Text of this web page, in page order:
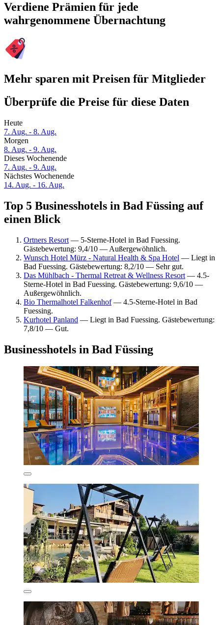
Verdiene Prämien für jede
wahrgenommene Übernachtung
Mehr sparen mit Preisen für Mitglieder
Überprüfe die Preise für diese Daten
Heute
7. Aug. - 8. Aug.
Morgen
8. Aug. - 9. Aug.
Dieses Wochenende
7. Aug. - 9. Aug.
Nächstes Wochenende
14. Aug. - 16. Aug.
Top 5 Businesshotels in Bad Füssing auf
einen Blick
Ortners Resort — 5-Sterne-Hotel in Bad Fuessing.
Gästebewertung: 9,4/10 — Außergewöhnlich.
Wunsch Hotel Mürz - Natural Health & Spa Hotel — Liegt in
Bad Fuessing. Gästebewertung: 8,2/10 — Sehr gut.
Das Mühlbach - Thermal Retreat & Wellness Resort — 4.5-
Sterne-Hotel in Bad Fuessing. Gästebewertung: 9,6/10 —
Außergewöhnlich.
Bio Thermalhotel Falkenhof— 4.5-Sterne-Hotel in Bad
Fuessing.
Kurhotel Panland — Liegt in Bad Fuessing. Gästebewertung:
7,8/10 — Gut.
Businesshotels in Bad Füssing